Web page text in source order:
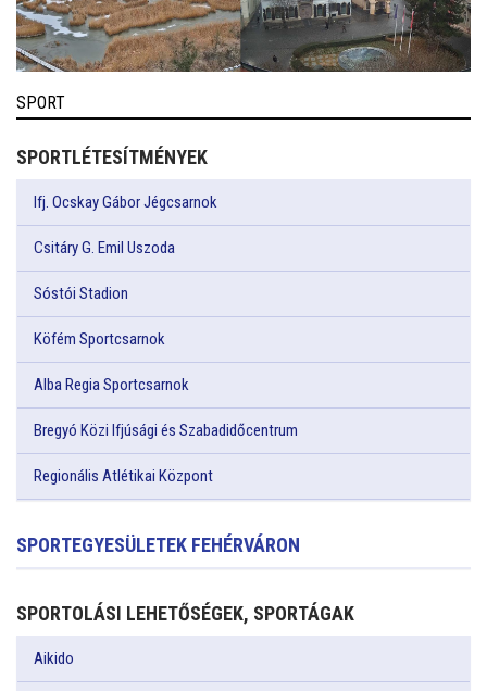
SPORT
SPORTLÉTESÍTMÉNYEK
Ifj. Ocskay Gábor Jégcsarnok
Csitáry G. Emil Uszoda
Sóstói Stadion
Köfém Sportcsarnok
Alba Regia Sportcsarnok
Bregyó Közi Ifjúsági és Szabadidőcentrum
Regionális Atlétikai Központ
SPORTEGYESÜLETEK FEHÉRVÁRON
SPORTOLÁSI LEHETŐSÉGEK, SPORTÁGAK
Aikido